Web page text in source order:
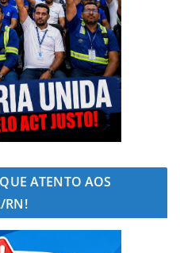
ATENTO AOS
RN!